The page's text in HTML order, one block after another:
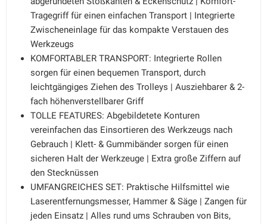
Tragegriff für einen einfachen Transport | Integrierte
Zwischeneinlage für das kompakte Verstauen des
Werkzeugs
KOMFORTABLER TRANSPORT: Integrierte Rollen
sorgen für einen bequemen Transport, durch
leichtgängiges Ziehen des Trolleys | Ausziehbarer & 2-
fach höhenverstellbarer Griff
TOLLE FEATURES: Abgebildetete Konturen
vereinfachen das Einsortieren des Werkzeugs nach
Gebrauch | Klett- & Gummibänder sorgen für einen
sicheren Halt der Werkzeuge | Extra große Ziffern auf
den Stecknüssen
UMFANGREICHES SET: Praktische Hilfsmittel wie
Laserentfernungsmesser, Hammer & Säge | Zangen für
jeden Einsatz | Alles rund ums Schrauben von Bits,